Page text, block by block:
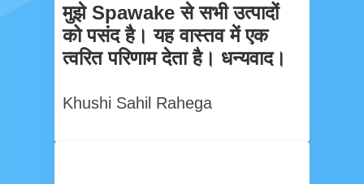
मुझे Spawake से सभी उत्पादों
को पसंद है। यह वास्तव में एक
त्वरित परिणाम देता है। धन्यवाद।
Khushi Sahil Rahega